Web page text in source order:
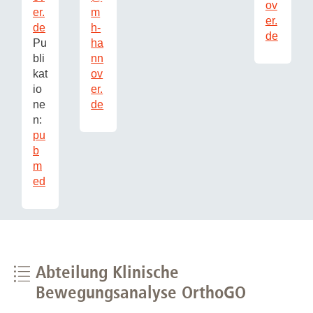
er.
de
Pu
bli
kat
io
ne
n:
pu
b
m
ed
m
h-
ha
nn
ov
er.
de
ov
er.
de
Abteilung Klinische
Bewegungsanalyse OrthoGO